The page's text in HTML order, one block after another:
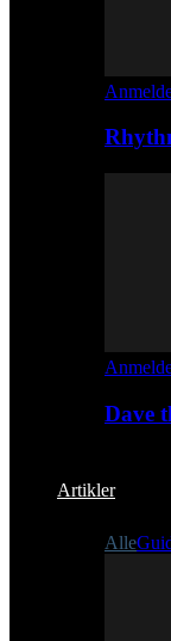
Dave
Artikler
Alle